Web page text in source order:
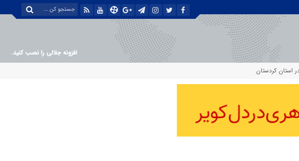
افزونه جلالی را نصب کنید.
استان کردستان